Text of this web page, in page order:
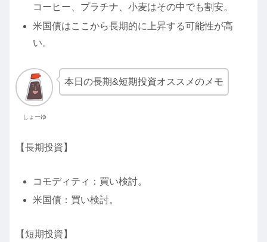
コーヒー、プラチナ、小麦はその中でも割安。
米国債はここから長期的に上昇する可能性が高
い。
しょーゆ
本日の長期&短期投資オススメのメモ
【長期投資】
コモディティ：買い検討。
米国債：買い検討。
【短期投資】